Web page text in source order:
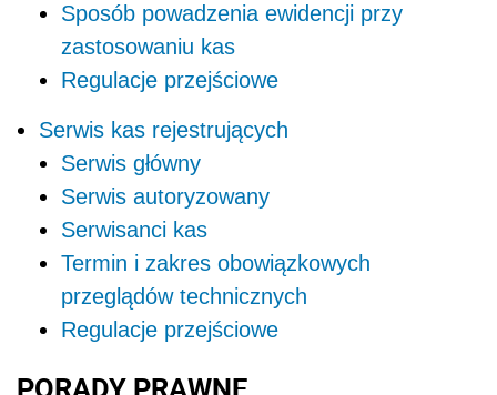
Sposób powadzenia ewidencji przy
zastosowaniu kas
Regulacje przejściowe
Serwis kas rejestrujących
Serwis główny
Serwis autoryzowany
Serwisanci kas
Termin i zakres obowiązkowych
przeglądów technicznych
Regulacje przejściowe
PORADY PRAWNE